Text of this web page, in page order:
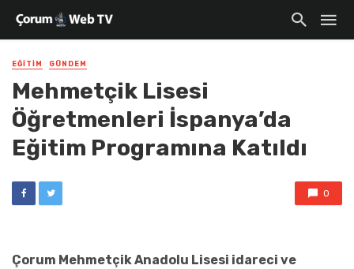
EĞITIM GÜNDEM
Mehmetçik Lisesi
Öğretmenleri İspanya’da
Eğitim Programına Katıldı
0
Çorum Mehmetçik Anadolu Lisesi idareci ve